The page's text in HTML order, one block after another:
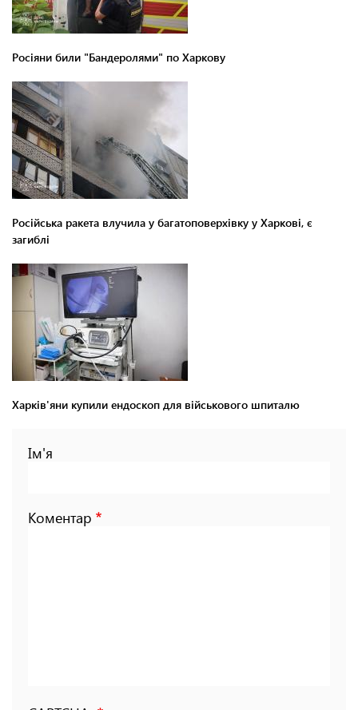
Росіяни били "Бандеролями" по Харкову
Російська ракета влучила у багатоповерхівку у Харкові, є
загиблі
Харків'яни купили ендоскоп для військового шпиталю
Ім'я
Коментар